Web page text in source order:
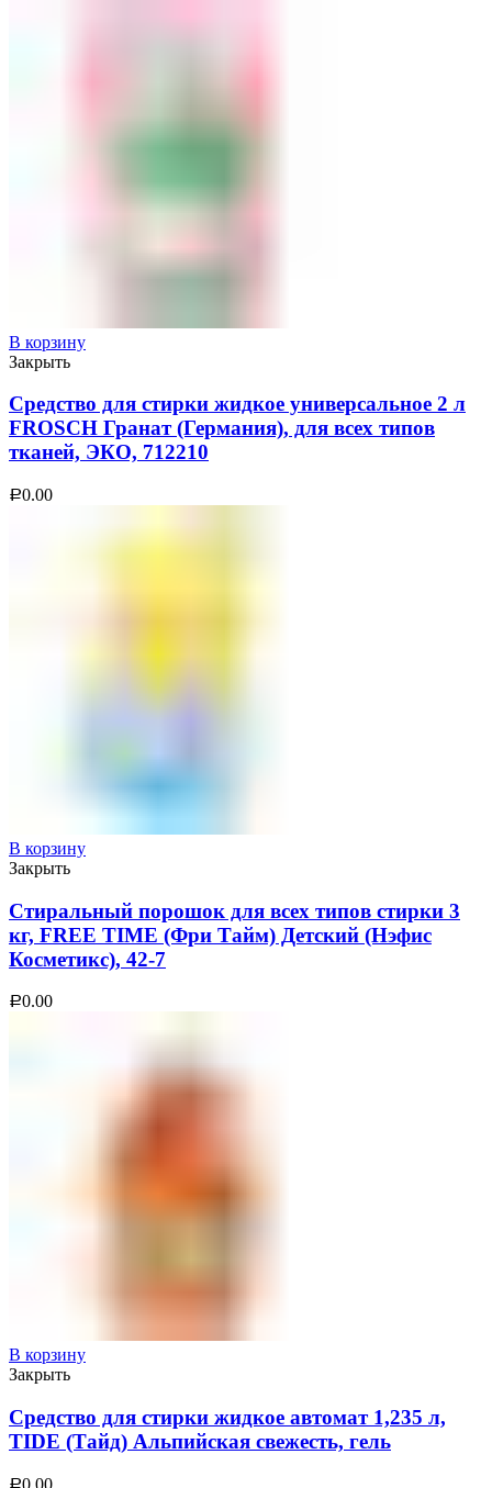
В корзину
Закрыть
Средство для стирки жидкое универсальное 2 л
FROSCH Гранат (Германия), для всех типов
тканей, ЭКО, 712210
Р0.00
В корзину
Закрыть
Стиральный порошок для всех типов стирки 3
кг, FREE TIME (Фри Тайм) Детский (Нэфис
Косметикс), 42-7
Р0.00
В корзину
Закрыть
Средство для стирки жидкое автомат 1,235 л,
TIDE (Тайд) Альпийская свежесть, гель
Р0.00